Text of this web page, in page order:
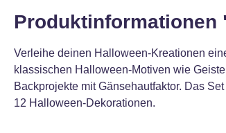
Produktinformationen
Verleihe deinen Halloween-Kreationen
klassischen Halloween-Motiven wie
Backprojekte mit Gänsehautfaktor. Das
12 Halloween-Dekorationen.